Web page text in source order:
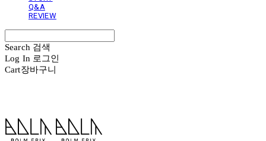
Q&A
REVIEW
Search 검색
Log In 로그인
Cart장바구니